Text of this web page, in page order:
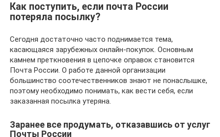
Как поступить, если почта России
потеряла посылку?
Сегодня достаточно часто поднимается тема,
касающаяся зарубежных онлайн-покупок. Основным
камнем преткновения в цепочке оправок становится
Почта России. О работе данной организации
большинство соотечественников знают не понаслышке,
поэтому необходимо понимать, как вести себя, если
заказанная посылка утеряна.
Заранее все продумать, отказавшись от услуг
Почты России